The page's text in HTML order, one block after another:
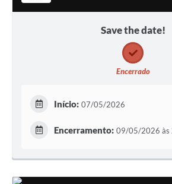
Save the date!
Encerrado
Início: 07/05/2026
Encerramento: 09/05/2026 às